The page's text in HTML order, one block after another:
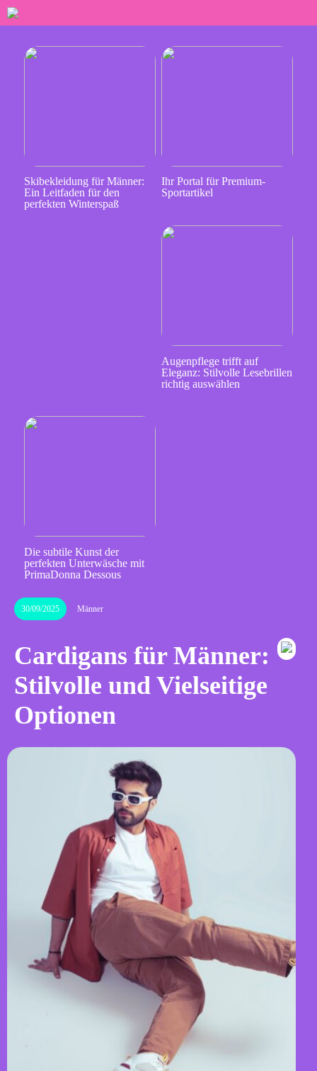
Skibekleidung für Männer:
Ein Leitfaden für den
perfekten Winterspaß
Ihr Portal für Premium-
Sportartikel
Augenpflege trifft auf
Eleganz: Stilvolle Lesebrillen
richtig auswählen
Die subtile Kunst der
perfekten Unterwäsche mit
PrimaDonna Dessous
30/09/2025 Männer
Cardigans für Männer:
Stilvolle und Vielseitige
Optionen